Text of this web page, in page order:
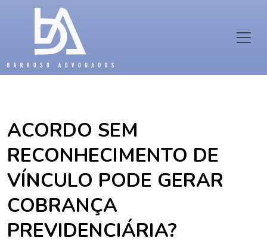
ACORDO SEM
RECONHECIMENTO DE
VÍNCULO PODE GERAR
COBRANÇA
PREVIDENCIÁRIA?